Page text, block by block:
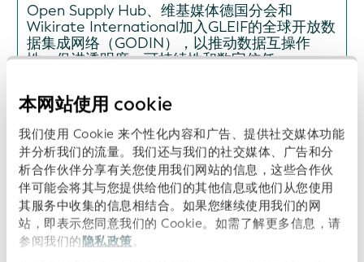
本网站使用 cookie
我们使用 Cookie 来个性化内容和广告、提供社交媒体功能
并分析我们的流量。我们还与我们的社交媒体、广告和分
析合作伙伴分享有关您使用我们网站的信息，这些合作伙
伴可能会将其与您提供给他们的其他信息或他们从您使用
其服务中收集的信息相结合。如果您继续使用我们的网
站，即表示您同意我们的 Cookie。如需了解更多信息，请
参阅我们的隐私政策 。
Open Supply Hub、维基媒体德国分会和
Wikirate International加入GLEIF的全球开放数
据集成网络（GODIN），以推动数据互操作
性，促进透明度、可持续性和数字信任
ISITC与GLEIF启动合作，以支持行业最佳实践和
数据透明度
日期: 2026-06-16